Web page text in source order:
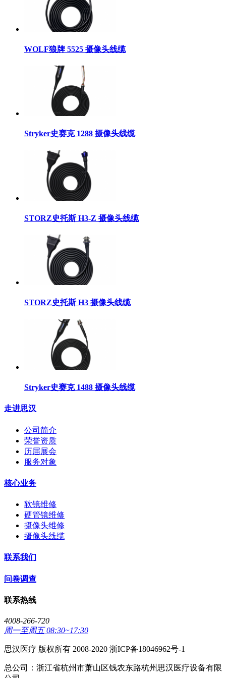
WOLF狼牌 5525 摄像头线缆
Stryker史赛克 1288 摄像头线缆
STORZ史托斯 H3-Z 摄像头线缆
STORZ史托斯 H3 摄像头线缆
Stryker史赛克 1488 摄像头线缆
走进思汉
公司简介
荣誉资质
历届展会
服务对象
核心业务
软镜维修
硬管镜维修
摄像头维修
摄像头线缆
联系我们
问卷调查
联系热线
4008-266-720
周一至周五 08:30~17:30
思汉医疗 版权所有 2008-2020 浙ICP备18046962号-1
总公司：浙江省杭州市萧山区钱农东路杭州思汉医疗设备有限